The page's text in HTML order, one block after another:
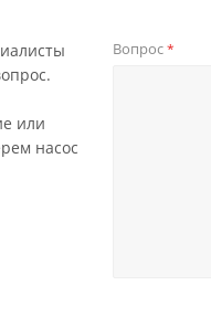
или
насос
Вопрос*